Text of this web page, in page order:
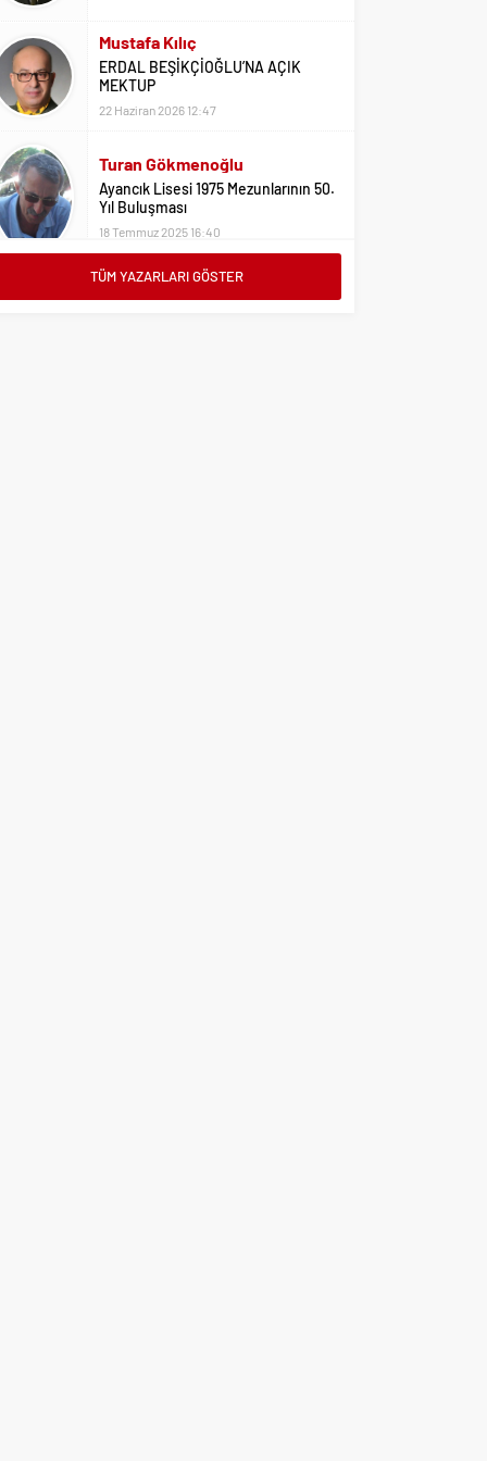
Turan Gökmenoğlu
Ayancık Lisesi 1975 Mezunlarının 50.
Yıl Buluşması
Adil Yıldız
Bu Sene Fenerbahçe Ülke Puanlarını
TÜM YAZARLARI GÖSTER